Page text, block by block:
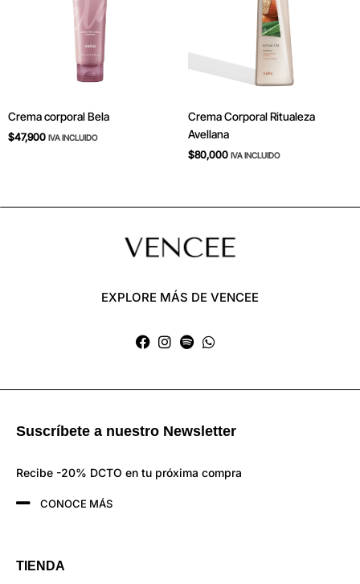
Crema corporal Bela
$47,900 IVA INCLUIDO
Crema Corporal Ritualeza
Avellana
$80,000 IVA INCLUIDO
EXPLORE MÁS DE VENCEE
Suscríbete a nuestro Newsletter
Recibe -20% DCTO en tu próxima compra
CONOCE MÁS
TIENDA